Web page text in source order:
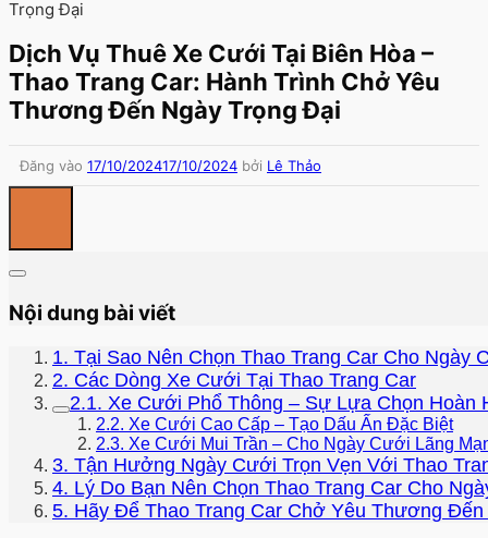
Trọng Đại
Dịch Vụ Thuê Xe Cưới Tại Biên Hòa –
Thao Trang Car: Hành Trình Chở Yêu
Thương Đến Ngày Trọng Đại
Đăng vào 17/10/202417/10/2024 bởi Lê Thảo
Nội dung bài viết
1. Tại Sao Nên Chọn Thao Trang Car Cho Ngày
2. Các Dòng Xe Cưới Tại Thao Trang Car
2.1. Xe Cưới Phổ Thông – Sự Lựa Chọn Hoàn
2.2. Xe Cưới Cao Cấp – Tạo Dấu Ấn Đặc Biệt
2.3. Xe Cưới Mui Trần – Cho Ngày Cưới Lãng
3. Tận Hưởng Ngày Cưới Trọn Vẹn Với Thao
4. Lý Do Bạn Nên Chọn Thao Trang Car Cho
5. Hãy Để Thao Trang Car Chở Yêu Thương Đến